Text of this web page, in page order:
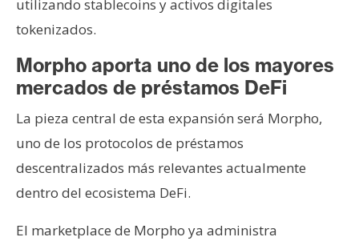
utilizando stablecoins y activos digitales
tokenizados.
Morpho aporta uno de los mayores
mercados de préstamos DeFi
La pieza central de esta expansión será Morpho,
uno de los protocolos de préstamos
descentralizados más relevantes actualmente
dentro del ecosistema DeFi.
El marketplace de Morpho ya administra